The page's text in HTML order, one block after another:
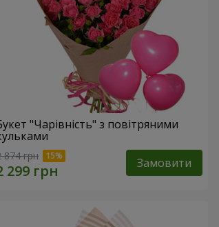
"Чарівність" з повітряними
874 грн Замовити